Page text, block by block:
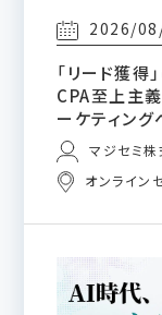
2026/
「リード獲
CPA至上主
ーケティング
マジセミ
オンライン